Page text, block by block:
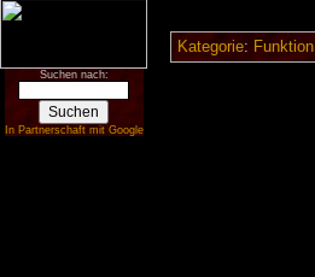
Suchen nach:
In Partnerschaft mit Google
Kategorie: Funktion